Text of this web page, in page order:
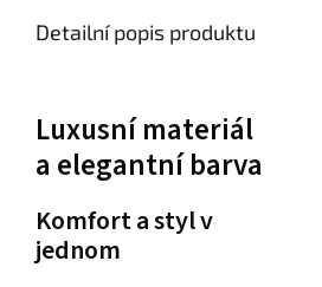
Detailní popis produktu
Luxusní materiál
a elegantní barva
Komfort a styl v
jednom